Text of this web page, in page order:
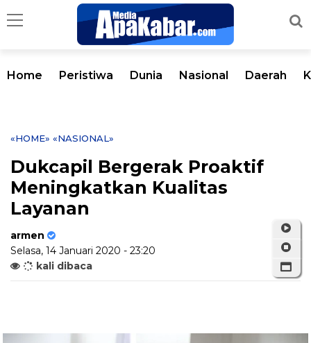
Home Peristiwa Dunia Nasional Daerah
«HOME» «NASIONAL»
Dukcapil Bergerak Proaktif
Meningkatkan Kualitas
Layanan
armen
Selasa, 14 Januari 2020 - 23:20
kali dibaca